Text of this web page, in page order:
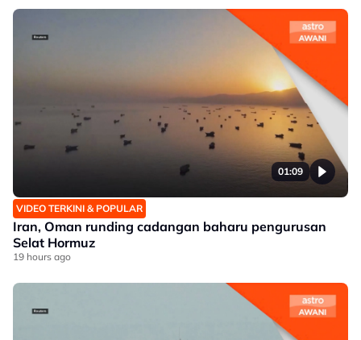
01:09
VIDEO TERKINI & POPULAR
Iran, Oman runding cadangan baharu pengurusan
Selat Hormuz
19 hours ago